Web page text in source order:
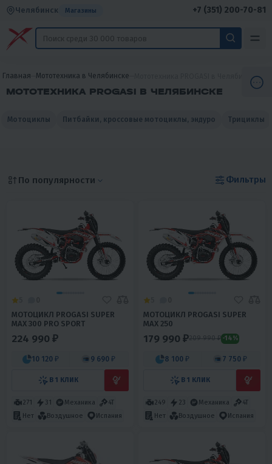
Челябинск Магазины +7 (351) 200-70-81
Главная Мототехника в Челябинске Мототехника PROGASI в Челябинске
МОТОТЕХНИКА PROGASI В ЧЕЛЯБИНСКЕ
Мотоциклы Питбайки, кроссовые мотоциклы, эндуро Трициклы
По популярности Фильтры
МОТОЦИКЛ PROGASI SUPER
MAX 300 PRO SPORT
224 990 ₽
10 120 ₽ 9 690 ₽
В 1 КЛИК
271 31 Механика
4T
Нет
Воздушное Испания
МОТОЦИКЛ PROGASI SUPER
MAX 250
179 990 ₽209 990 ₽ -14%
8 100 ₽ 7 750 ₽
В 1 КЛИК
249 23 Механика
4T
Нет
Воздушное Испания